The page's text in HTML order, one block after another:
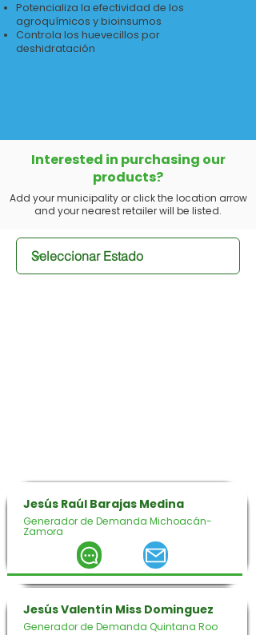
Potencializa la efectividad de los
agroquímicos y bioinsumos
Controla los huevecillos por
deshidratación
Interested in purchasing our
products?
Add your municipality or click the location arrow
and your nearest retailer will be listed.
Jesús Raúl Barajas Medina
Generador de Demanda Michoacán-
Zamora
Jesús Valentín Miss Dominguez
Generador de Demanda Quintana Roo